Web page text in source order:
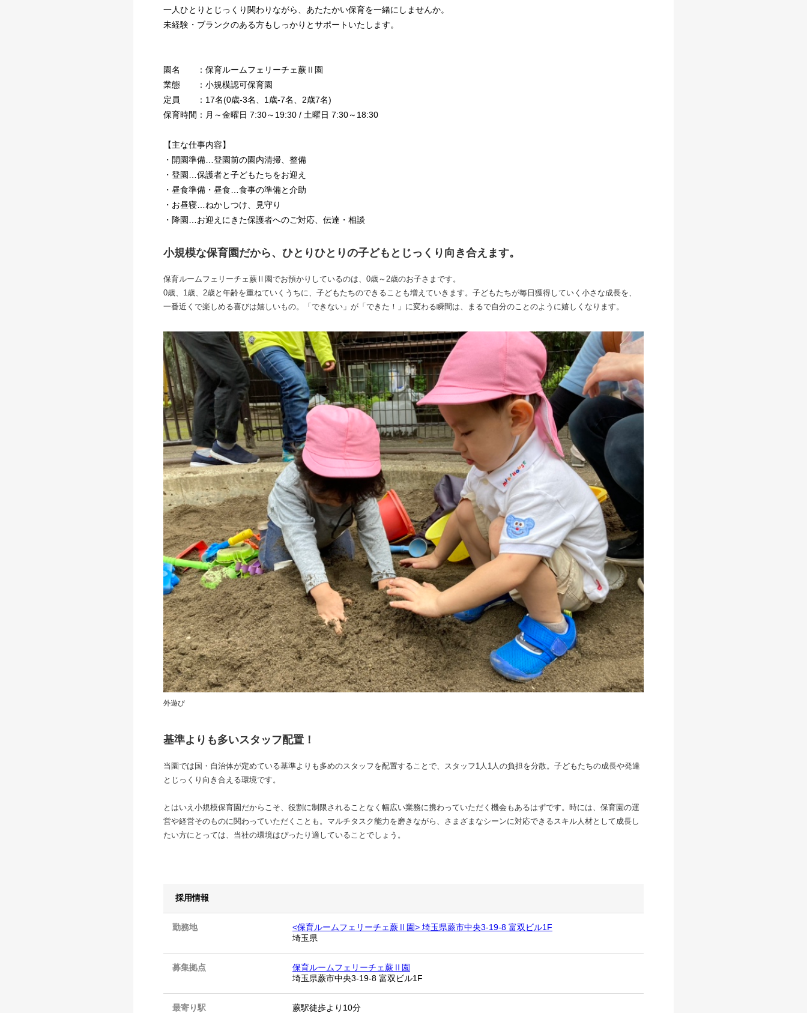
一人ひとりとじっくり関わりながら、あたたかい保育を一緒にしませんか。
未経験・ブランクのある方もしっかりとサポートいたします。
園名 ：保育ルームフェリーチェ蕨Ⅱ園
業態 ：小規模認可保育園
定員 ：17名(0歳-3名、1歳-7名、2歳7名)
保育時間：月～金曜日 7:30～19:30 / 土曜日 7:30～18:30
【主な仕事内容】
・開園準備…登園前の園内清掃、整備
・登園…保護者と子どもたちをお迎え
・昼食準備・昼食…食事の準備と介助
・お昼寝…ねかしつけ、見守り
・降園…お迎えにきた保護者へのご対応、伝達・相談
小規模な保育園だから、ひとりひとりの子どもとじっくり向き合えます。
保育ルームフェリーチェ蕨Ⅱ園でお預かりしているのは、0歳～2歳のお子さまです。
0歳、1歳、2歳と年齢を重ねていくうちに、子どもたちのできることも増えていきます。子どもたちが毎日獲得していく小さな成長を、
一番近くで楽しめる喜びは嬉しいもの。「できない」が「できた！」に変わる瞬間は、まるで自分のことのように嬉しくなります。
外遊び
基準よりも多いスタッフ配置！
当園では国・自治体が定めている基準よりも多めのスタッフを配置することで、スタッフ1人1人の負担を分散。子どもたちの成長や発達
とじっくり向き合える環境です。
とはいえ小規模保育園だからこそ、役割に制限されることなく幅広い業務に携わっていただく機会もあるはずです。時には、保育園の運
営や経営そのものに関わっていただくことも。マルチタスク能力を磨きながら、さまざまなシーンに対応できるスキル人材として成長し
たい方にとっては、当社の環境はぴったり適していることでしょう。
採用情報
勤務地
<保育ルームフェリーチェ蕨Ⅱ園> 埼玉県蕨市中央3-19-8 富双ビル1F
埼玉県
募集拠点
保育ルームフェリーチェ蕨Ⅱ園
埼玉県蕨市中央3-19-8 富双ビル1F
最寄り駅 蕨駅徒歩より10分